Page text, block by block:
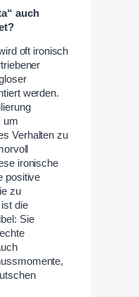
auch
oft ironisch
werden.
um
Verhalten zu
ironische
positive
zu
die
Sie